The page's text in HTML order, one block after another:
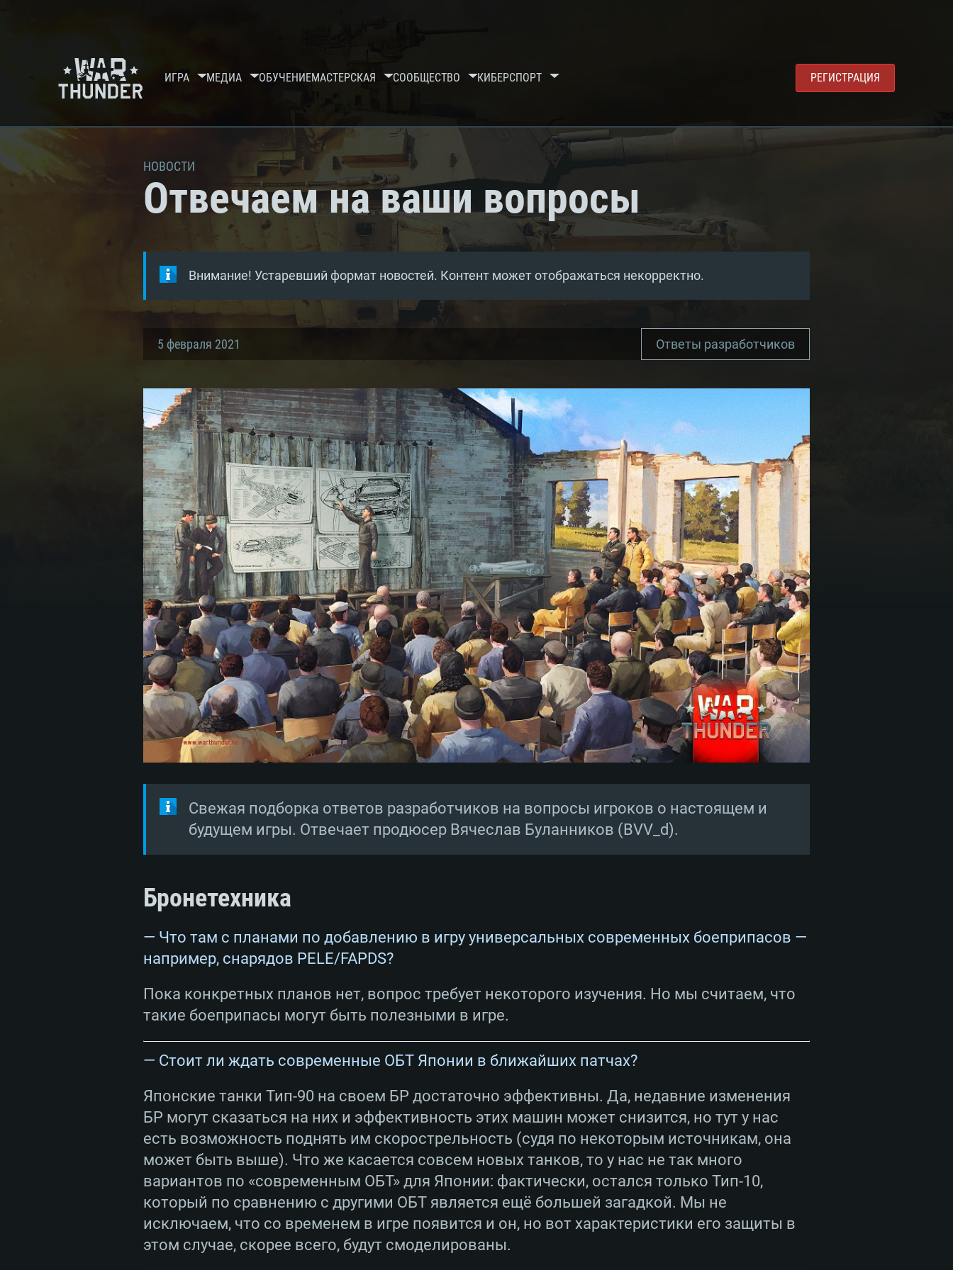
ИГРА МЕДИА ОБУЧЕНИЕМАСТЕРСКАЯ СООБЩЕСТВО КИБЕРСПОРТ РЕГИСТРАЦИЯ
НОВОСТИ
Отвечаем на ваши вопросы
Внимание! Устаревший формат новостей. Контент может отображаться некорректно.
5 февраля 2021 Ответы разработчиков
Свежая подборка ответов разработчиков на вопросы игроков о настоящем и
будущем игры. Отвечает продюсер Вячеслав Буланников (BVV_d).
Бронетехника
— Что там с планами по добавлению в игру универсальных современных боеприпасов —
например, снарядов PELE/FAPDS?
Пока конкретных планов нет, вопрос требует некоторого изучения. Но мы считаем, что
такие боеприпасы могут быть полезными в игре.
— Стоит ли ждать современные ОБТ Японии в ближайших патчах?
Японские танки Тип-90 на своем БР достаточно эффективны. Да, недавние изменения
БР могут сказаться на них и эффективность этих машин может снизится, но тут у нас
есть возможность поднять им скорострельность (судя по некоторым источникам, она
может быть выше). Что же касается совсем новых танков, то у нас не так много
вариантов по «современным ОБТ» для Японии: фактически, остался только Тип-10,
который по сравнению с другими ОБТ является ещё большей загадкой. Мы не
исключаем, что со временем в игре появится и он, но вот характеристики его защиты в
этом случае, скорее всего, будут смоделированы.